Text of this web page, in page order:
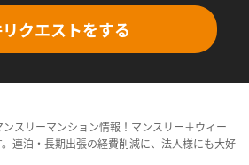
クエストをする
スリーマンション情報！マンスリー＋ウィー
連泊・長期出張の経費削減に、法人様にも大好